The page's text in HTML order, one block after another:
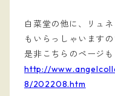
白菜堂の他に、リュ
もいらっしゃいますの
是非こちらのページ
http://
8/202208.htm